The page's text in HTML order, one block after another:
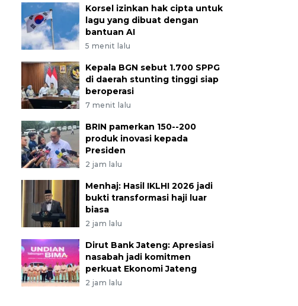
Korsel izinkan hak cipta untuk
lagu yang dibuat dengan
bantuan AI
5 menit lalu
Kepala BGN sebut 1.700 SPPG
di daerah stunting tinggi siap
beroperasi
7 menit lalu
BRIN pamerkan 150--200
produk inovasi kepada
Presiden
2 jam lalu
Menhaj: Hasil IKLHI 2026 jadi
bukti transformasi haji luar
biasa
2 jam lalu
Dirut Bank Jateng: Apresiasi
nasabah jadi komitmen
perkuat Ekonomi Jateng
2 jam lalu